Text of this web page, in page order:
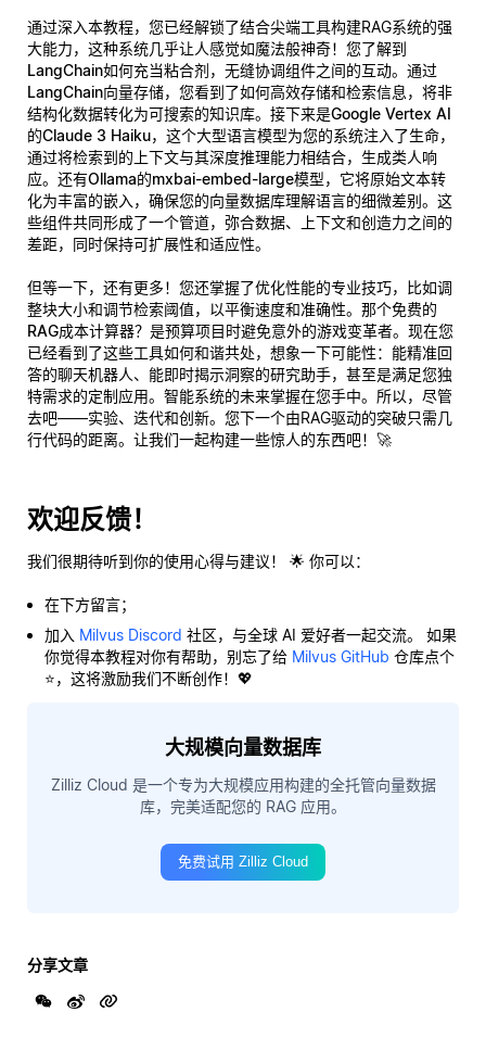
通过深入本教程，您已经解锁了结合尖端工具构建RAG系统的强
大能力，这种系统几乎让人感觉如魔法般神奇！您了解到
LangChain如何充当粘合剂，无缝协调组件之间的互动。通过
LangChain向量存储，您看到了如何高效存储和检索信息，将非
结构化数据转化为可搜索的知识库。接下来是Google Vertex AI
的Claude 3 Haiku，这个大型语言模型为您的系统注入了生命，
通过将检索到的上下文与其深度推理能力相结合，生成类人响
应。还有Ollama的mxbai-embed-large模型，它将原始文本转
化为丰富的嵌入，确保您的向量数据库理解语言的细微差别。这
些组件共同形成了一个管道，弥合数据、上下文和创造力之间的
差距，同时保持可扩展性和适应性。
但等一下，还有更多！您还掌握了优化性能的专业技巧，比如调
整块大小和调节检索阈值，以平衡速度和准确性。那个免费的
RAG成本计算器？是预算项目时避免意外的游戏变革者。现在您
已经看到了这些工具如何和谐共处，想象一下可能性：能精准回
答的聊天机器人、能即时揭示洞察的研究助手，甚至是满足您独
特需求的定制应用。智能系统的未来掌握在您手中。所以，尽管
去吧——实验、迭代和创新。您下一个由RAG驱动的突破只需几
行代码的距离。让我们一起构建一些惊人的东西吧！🚀
欢迎反馈！
我们很期待听到你的使用心得与建议！ 🌟 你可以：
在下方留言；
加入 Milvus Discord 社区，与全球 AI 爱好者一起交流。 如果
你觉得本教程对你有帮助，别忘了给 Milvus GitHub 仓库点个
⭐，这将激励我们不断创作！💖
大规模向量数据库
Zilliz Cloud 是一个专为大规模应用构建的全托管向量数据
库，完美适配您的 RAG 应用。
免费试用 Zilliz Cloud
分享文章